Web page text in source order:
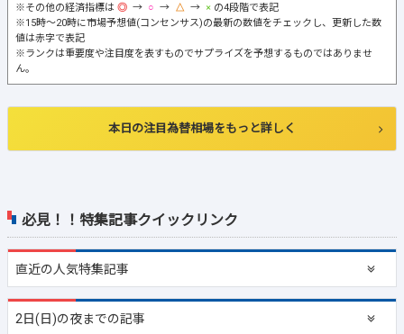
必見！！特集記事クイックリンク
直近の人気特集記事
2日(日)の夜までの記事
※その他の経済指標は
→ → →
の4段階で表記
※15時～20時に市場予想値(コンセンサス)の最新の数値をチェックし、更新した数
値は赤字で表記
※ランクは重要度や注目度を表すものでサプライズを予想するものではありませ
ん。
本日の注目為替相場をもっと詳しく